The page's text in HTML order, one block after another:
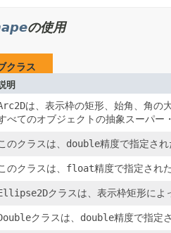
の使用
クラス
明
は、表示枠の矩形、始角、角の
べてのオブジェクトの抽象スーパー
のクラスは、 double精度で指定され
のクラスは、 float精度で指定され
クラスは、表示枠矩形によ
クラスは、 double精度で指定